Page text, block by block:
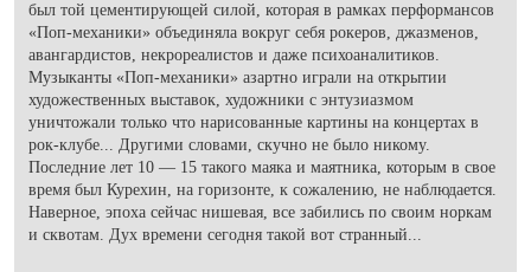
был той цементирующей силой, которая в рамках перформансов
«Поп-механики» объединяла вокруг себя рокеров, джазменов,
авангардистов, некрореалистов и даже психоаналитиков.
Музыканты «Поп-механики» азартно играли на открытии
художественных выставок, художники с энтузиазмом
уничтожали только что нарисованные картины на концертах в
рок-клубе... Другими словами, скучно не было никому.
Последние лет 10 — 15 такого маяка и маятника, которым в свое
время был Курехин, на горизонте, к сожалению, не наблюдается.
Наверное, эпоха сейчас нишевая, все забились по своим норкам
и сквотам. Дух времени сегодня такой вот странный...